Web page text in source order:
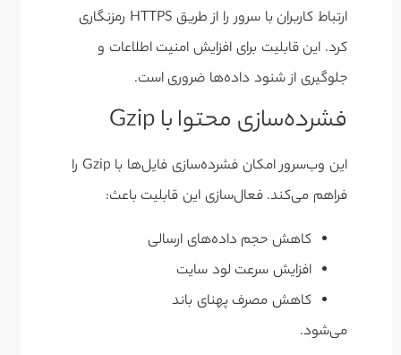
ارتباط کاربران با سرور را از طریق HTTPS رمزنگاری
کرد. این قابلیت برای افزایش امنیت اطلاعات و
جلوگیری از شنود داده‌ها ضروری است.
فشرده‌سازی محتوا با Gzip
این وب‌سرور امکان فشرده‌سازی فایل‌ها با Gzip را
فراهم می‌کند. فعال‌سازی این قابلیت باعث:
کاهش حجم داده‌های ارسالی
افزایش سرعت لود سایت
کاهش مصرف پهنای باند
می‌شود.